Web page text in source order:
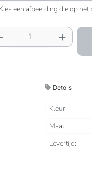
Kies een afbeelding die op
Details
Kleur
Maat
Levertijd: